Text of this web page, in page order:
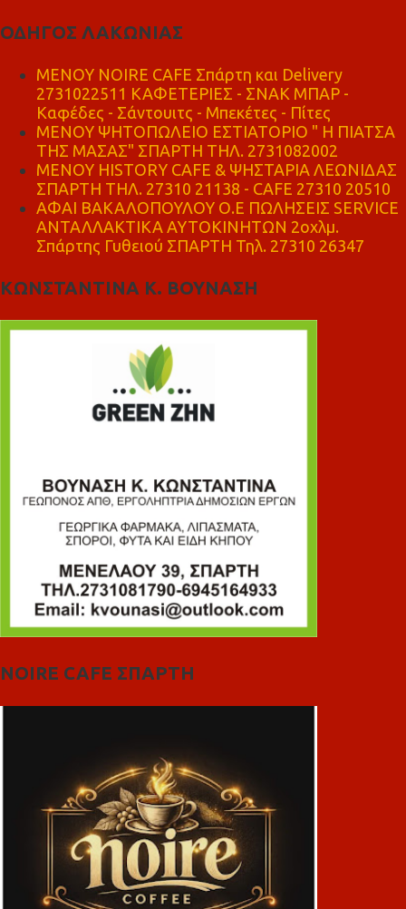
ΟΔΗΓΟΣ ΛΑΚΩΝΙΑΣ
MENOY NOIRE CAFE Σπάρτη και Delivery
2731022511 ΚΑΦΕΤΕΡΙΕΣ - ΣΝΑΚ ΜΠΑΡ -
Καφέδες - Σάντουιτς - Μπεκέτες - Πίτες
ΜΕΝΟΥ ΨΗΤΟΠΩΛΕΙΟ ΕΣΤΙΑΤΟΡΙΟ " Η ΠΙΑΤΣΑ
ΤΗΣ ΜΑΣΑΣ" ΣΠΑΡΤΗ ΤΗΛ. 2731082002
ΜΕΝΟΥ HISTORY CAFE & ΨΗΣΤΑΡΙΑ ΛΕΩΝΙΔΑΣ
ΣΠΑΡΤΗ ΤΗΛ. 27310 21138 - CAFE 27310 20510
ΑΦΑΙ ΒΑΚΑΛΟΠΟΥΛΟΥ Ο.Ε ΠΩΛΗΣΕΙΣ SERVICE
ΑΝΤΑΛΛΑΚΤΙΚΑ ΑΥΤΟΚΙΝΗΤΩΝ 2οχλμ.
Σπάρτης Γυθειού ΣΠΑΡΤΗ Τηλ. 27310 26347
ΚΩΝΣΤΑΝΤΙΝΑ Κ. ΒΟΥΝΑΣΗ
NOIRE CAFE ΣΠΑΡΤΗ